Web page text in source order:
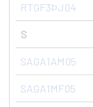
RTGF3ÞJ04
S
SAGA1AM05
SAGA1MF05